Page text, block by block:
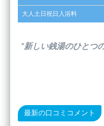
大人土日祝日入浴料
”新しい銭湯のひとつ
最新の口コミコメント